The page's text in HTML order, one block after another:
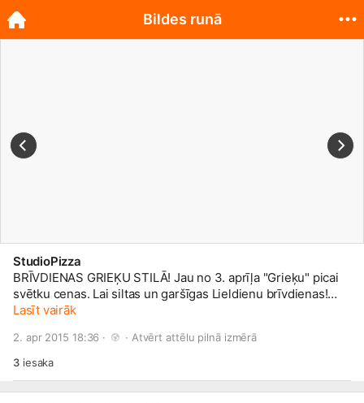
StudioPizza
BRĪVDIENAS GRIEĶU STILĀ! Jau no 3. aprīļa "Grieķu" picai
svētku cenas. Lai siltas un garšīgas Lieldienu brīvdienas!
Izsalkuma tālrunis: 20-60-6000. Akcija spēkā no 3. - 6.
Lasīt vairāk
2. apr 2015 18:36 · · Atvērt attēlu pilnā izmērā
3iesaka
Bildes runā